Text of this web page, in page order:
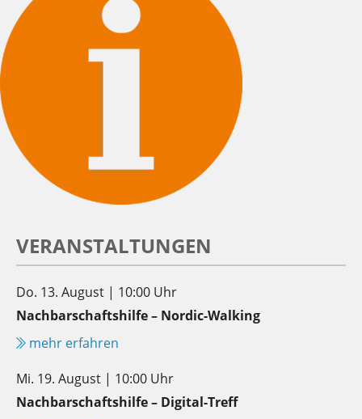
VERANSTALTUNGEN
Do. 13. August | 10:00 Uhr
Nachbarschaftshilfe – Nordic-Walking
mehr erfahren
Mi. 19. August | 10:00 Uhr
Nachbarschaftshilfe – Digital-Treff